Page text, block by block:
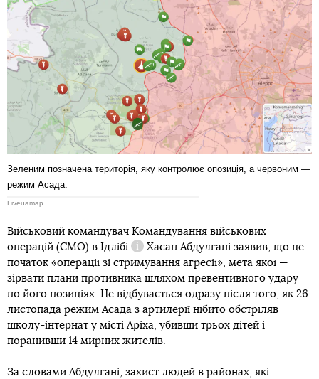
Зеленим позначена територія, яку контролює опозиція, а червоним —
режим Асада.
Liveuamap
Військовий командувач Командування військових
операцій (CMO) в Ідлібі
Довідка
Хасан Абдулгані заявив, що це
початок «операції зі стримування агресії», мета якої —
зірвати плани противника шляхом превентивного удару
по його позиціях. Це відбувається одразу після того, як 26
листопада режим Асада з артилерії нібито обстріляв
школу-інтернат у місті Аріха, убивши трьох дітей і
поранивши 14 мирних жителів.
За словами Абдулгані, захист людей в районах, які